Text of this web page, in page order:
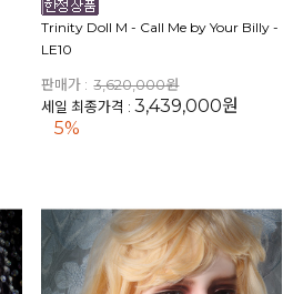
Trinity Doll M - Call Me by Your Billy -
LE10
판매가 : 3,620,000원
세일 최종가격 :3,439,000원
5%